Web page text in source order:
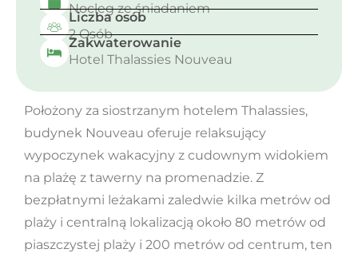
Nocleg ze śniadaniem
Liczba osób
2 Osób
Zakwaterowanie
Hotel Thalassies Nouveau
Położony za siostrzanym hotelem Thalassies,
budynek Nouveau oferuje relaksujący
wypoczynek wakacyjny z cudownym widokiem
na plażę z tawerny na promenadzie. Z
bezpłatnymi leżakami zaledwie kilka metrów od
plaży i centralną lokalizacją około 80 metrów od
piaszczystej plaży i 200 metrów od centrum, ten